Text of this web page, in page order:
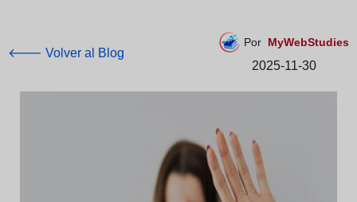
🡐 Volver al Blog
Por MyWebStudies
2025-11-30